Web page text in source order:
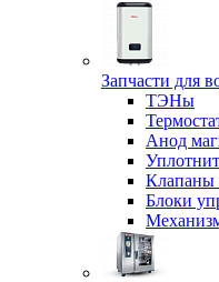
Запчасти для
ТЭНы
Анод
Клапаны
Блоки